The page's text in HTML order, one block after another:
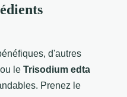
d'autres
ou le Trisodium edta
Prenez le